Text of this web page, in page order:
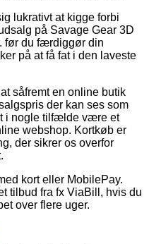
lukrativt at kigge forbi
på Savage Gear 3D
før du færdiggør din
på at få fat i den laveste
såfremt en online butik
der kan ses som
i nogle tilfælde være et
webshop. Kortkøb er
der sikrer os overfor
kort eller MobilePay.
tilbud fra fx ViaBill, hvis du
over flere uger.